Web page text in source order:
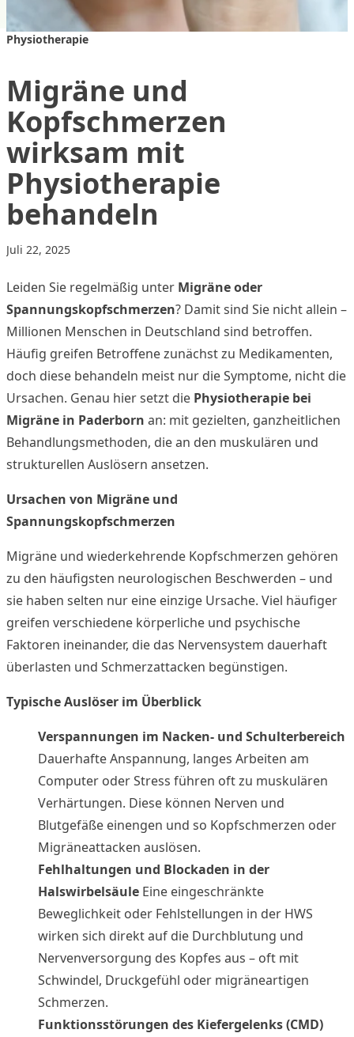
Physiotherapie
Migräne und
Kopfschmerzen
wirksam mit
Physiotherapie
behandeln
Juli 22, 2025
Leiden Sie regelmäßig unter Migräne oder
Spannungskopfschmerzen? Damit sind Sie nicht allein –
Millionen Menschen in Deutschland sind betroffen.
Häufig greifen Betroffene zunächst zu Medikamenten,
doch diese behandeln meist nur die Symptome, nicht die
Ursachen. Genau hier setzt die Physiotherapie bei
Migräne in Paderborn an: mit gezielten, ganzheitlichen
Behandlungsmethoden, die an den muskulären und
strukturellen Auslösern ansetzen.
Ursachen von Migräne und
Spannungskopfschmerzen
Migräne und wiederkehrende Kopfschmerzen gehören
zu den häufigsten neurologischen Beschwerden – und
sie haben selten nur eine einzige Ursache. Viel häufiger
greifen verschiedene körperliche und psychische
Faktoren ineinander, die das Nervensystem dauerhaft
überlasten und Schmerzattacken begünstigen.
Typische Auslöser im Überblick
Verspannungen im Nacken- und Schulterbereich
Dauerhafte Anspannung, langes Arbeiten am
Computer oder Stress führen oft zu muskulären
Verhärtungen. Diese können Nerven und
Blutgefäße einengen und so Kopfschmerzen oder
Migräneattacken auslösen.
Fehlhaltungen und Blockaden in der
Halswirbelsäule Eine eingeschränkte
Beweglichkeit oder Fehlstellungen in der HWS
wirken sich direkt auf die Durchblutung und
Nervenversorgung des Kopfes aus – oft mit
Schwindel, Druckgefühl oder migräneartigen
Schmerzen.
Funktionsstörungen des Kiefergelenks (CMD)